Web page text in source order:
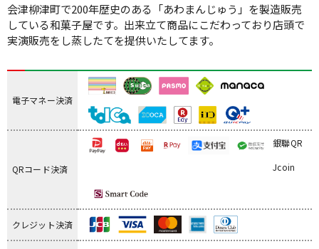
会津柳津町で200年歴史のある「あわまんじゅう」を製造販売
している和菓子屋です。出来立て商品にこだわっており店頭で
実演販売をし蒸したてを提供いたしてます。
電子マネー決済
QRコード決済
銀聯QR
Jcoin
クレジット決済